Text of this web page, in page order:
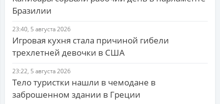
Бразилии
23:40, 5 августа 2026
Игровая кухня стала причиной гибели
трехлетней девочки в США
23:22, 5 августа 2026
Тело туристки нашли в чемодане в
заброшенном здании в Греции